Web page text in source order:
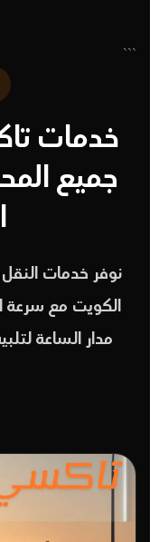
```
خدمات
جميع
نوفر خدمات
الكويت مع سرعة
مدار الساعة